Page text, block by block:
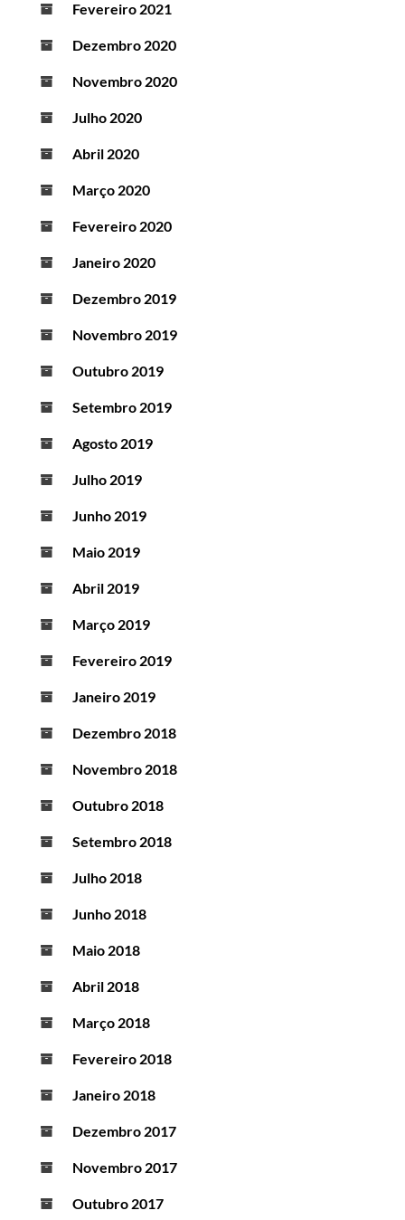
Fevereiro 2021
Dezembro 2020
Novembro 2020
Julho 2020
Abril 2020
Março 2020
Fevereiro 2020
Janeiro 2020
Dezembro 2019
Novembro 2019
Outubro 2019
Setembro 2019
Agosto 2019
Julho 2019
Junho 2019
Maio 2019
Abril 2019
Março 2019
Fevereiro 2019
Janeiro 2019
Dezembro 2018
Novembro 2018
Outubro 2018
Setembro 2018
Julho 2018
Junho 2018
Maio 2018
Abril 2018
Março 2018
Fevereiro 2018
Janeiro 2018
Dezembro 2017
Novembro 2017
Outubro 2017